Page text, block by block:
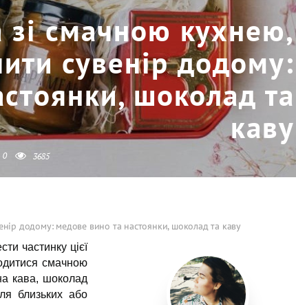
зі смачною кухнею,
сувенір додому:
шоколад та
каву
0 3685
додому: медове вино та настоянки, шоколад та каву
частинку цієї
смачною
кава, шоколад
близьких або